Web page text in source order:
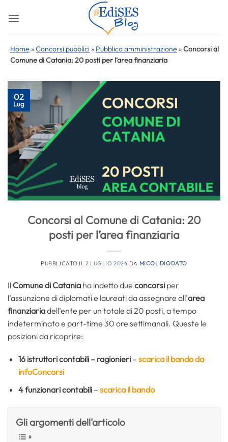
Home »Concorsi pubblici » Pubblica amministrazione »Concorsi al
Comune di Catania: 20 posti per l’area finanziaria
02
Lug
Concorsi al Comune di Catania: 20
posti per l’area finanziaria
PUBBLICATO IL2 LUGLIO 2024 DA MICOL DIODATO
Il Comune di Catania ha indetto due concorsi per
l’assunzione di diplomati e laureati da assegnare all’area
finanziariadell’ente per un totale di 20 posti, a tempo
indeterminato e part-time 30 ore settimanali. Queste le
posizioni da ricoprire:
16 istruttori contabili – ragionieri– scarica il bando da
infoConcorsi
4funzionari contabili– scarica il bando
Gli argomenti dell'articolo